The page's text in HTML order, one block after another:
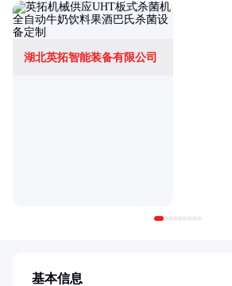
湖北英拓智能装备有限公司
基本信息